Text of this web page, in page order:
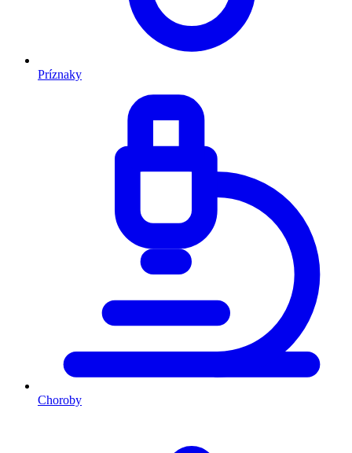
Príznaky
Choroby